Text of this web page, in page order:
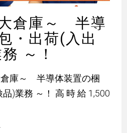
倉庫～ 半導
・出荷(入出
～！
庫～ 半導体装置の梱
)業務 ～！ 高 時 給 1,500